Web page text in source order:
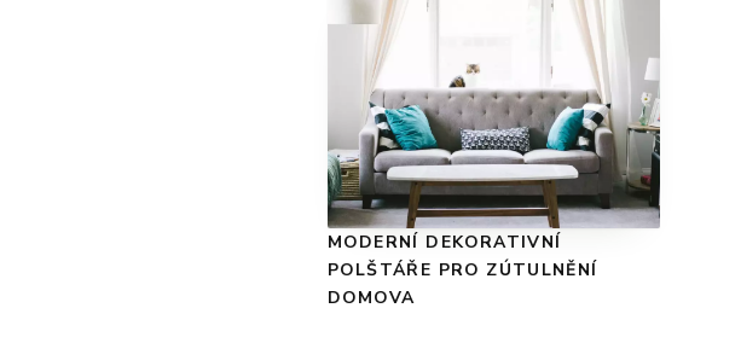
MODERNÍ DEKORATIVNÍ
POLŠTÁŘE PRO ZÚTULNĚNÍ
DOMOVA